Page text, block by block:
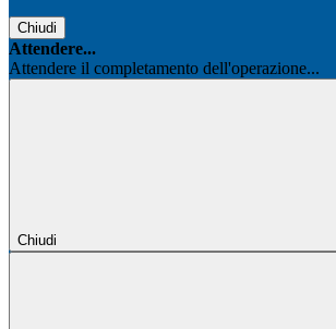
Chiudi
Attendere...
Attendere il completamento dell'operazione...
Chiudi